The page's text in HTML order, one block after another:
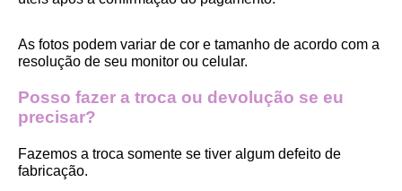
As fotos podem variar de cor e tamanho de acordo com a
resolução de seu monitor ou celular.
Posso fazer a troca ou devolução se eu
precisar?
Fazemos a troca somente se tiver algum defeito de
fabricação.